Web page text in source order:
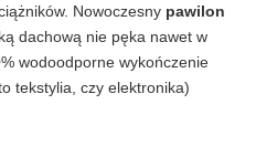
Nowoczesny pawilon
dachową nie pęka nawet w
wodoodporne wykończenie
tekstylia, czy elektronika)